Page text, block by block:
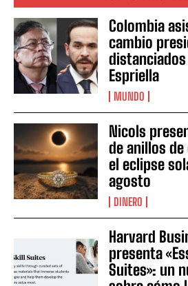
Colombia
cambio
distanciados
Espriella
MUNDO
Nicols
de anillos
el eclipse
agosto
DINERO
Harvard
presenta
Suites»: un